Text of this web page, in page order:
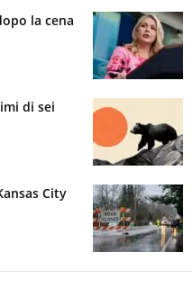
la cena
di sei
City